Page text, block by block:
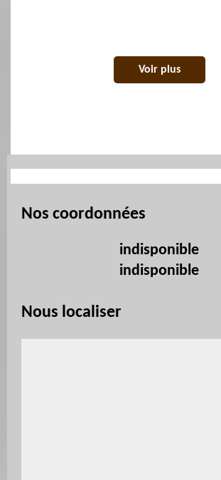
Voir plus
Nos coordonnées
indisponible
indisponible
Nous localiser